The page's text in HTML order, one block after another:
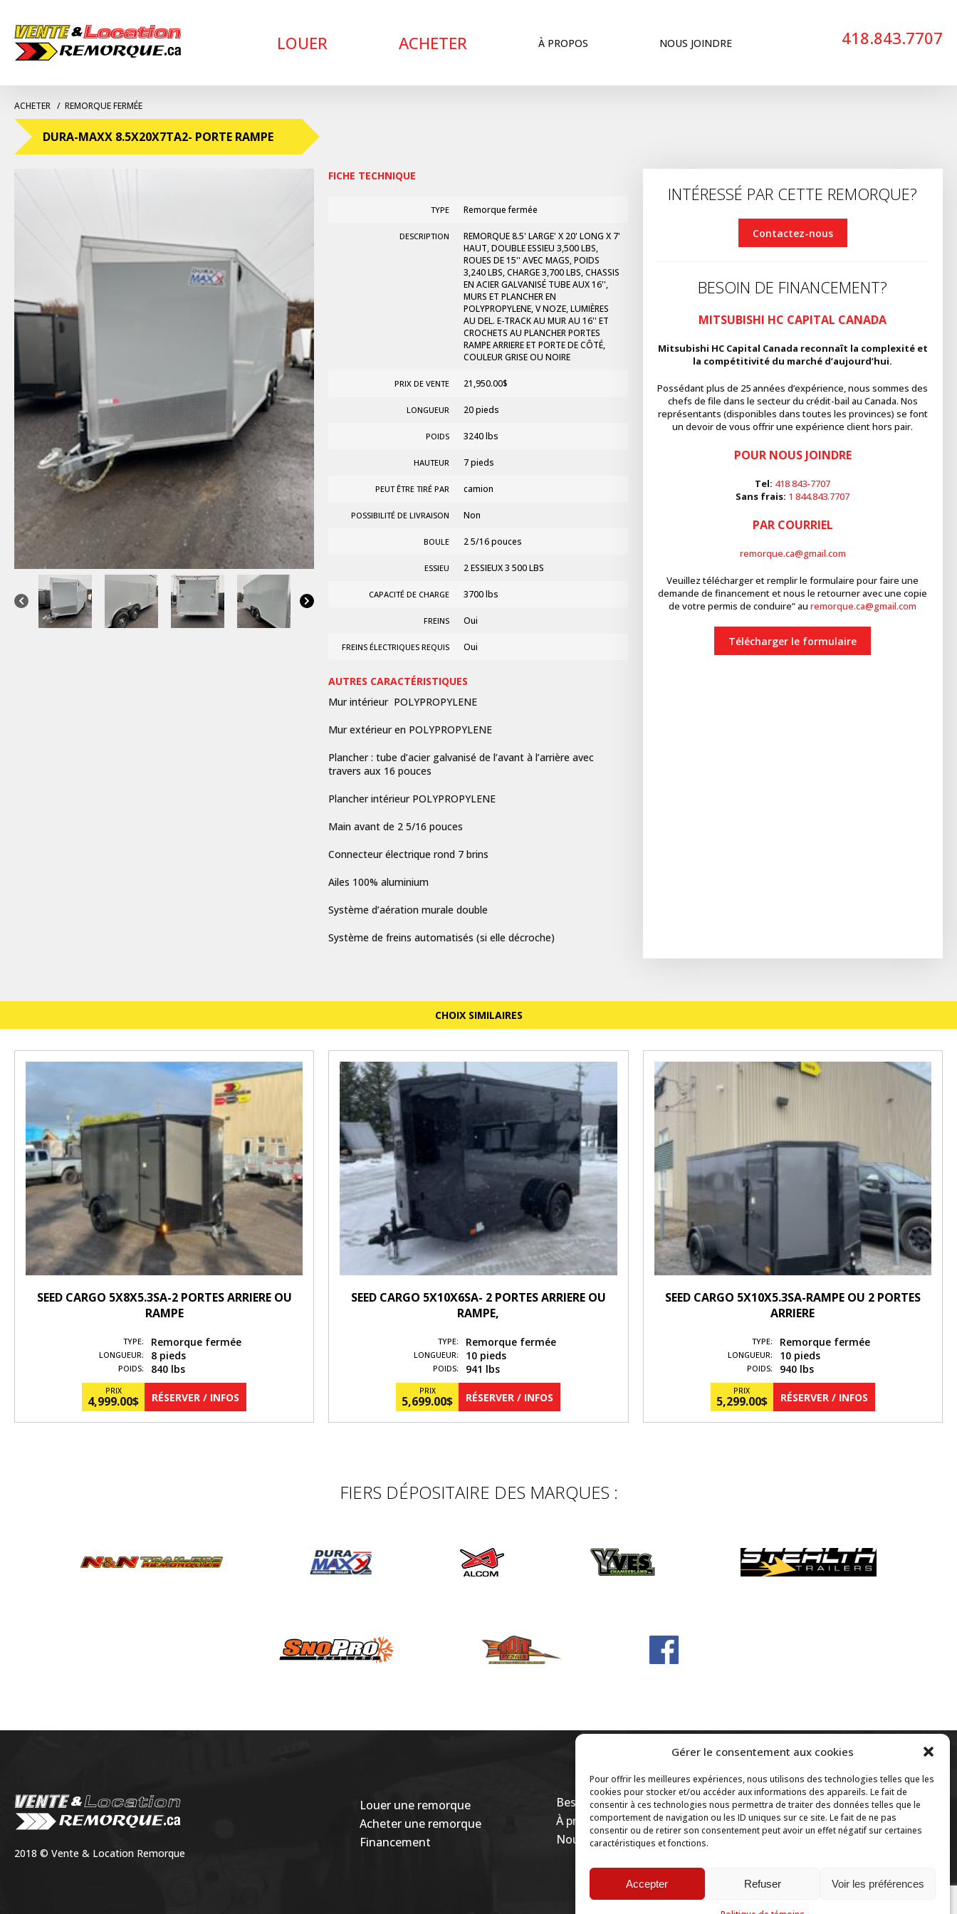
Gérer le consentement aux cookies
Pour offrir les meilleures expériences, nous utilisons des technologies telles que les
cookies pour stocker et/ou accéder aux informations des appareils. Le fait de
consentir à ces technologies nous permettra de traiter des données telles que le
comportement de navigation ou les ID uniques sur ce site. Le fait de ne pas
consentir ou de retirer son consentement peut avoir un effet négatif sur certaines
caractéristiques et fonctions.
Accepter Refuser Voir les préférences
LOUER ACHETER À PROPOS NOUS JOINDRE 418.843.7707
ACHETER REMORQUE FERMÉE
DURA-MAXX 8.5X20X7TA2- PORTE RAMPE
FICHE TECHNIQUE
TYPE Remorque fermée
DESCRIPTION
REMORQUE 8.5' LARGE' X 20' LONG X 7'
HAUT, DOUBLE ESSIEU 3,500 LBS,
ROUES DE 15'' AVEC MAGS, POIDS
3,240 LBS, CHARGE 3,700 LBS, CHASSIS
EN ACIER GALVANISÉ TUBE AUX 16'',
MURS ET PLANCHER EN
POLYPROPYLENE, V NOZE, LUMIÈRES
AU DEL. E-TRACK AU MUR AU 16'' ET
CROCHETS AU PLANCHER PORTES
RAMPE ARRIERE ET PORTE DE CÔTÉ,
COULEUR GRISE OU NOIRE
PRIX DE VENTE 21,950.00$
LONGUEUR 20 pieds
POIDS 3240 lbs
HAUTEUR 7 pieds
PEUT ÊTRE TIRÉ PAR camion
POSSIBILITÉ DE LIVRAISON Non
BOULE 2 5/16 pouces
ESSIEU 2 ESSIEUX 3 500 LBS
CAPACITÉ DE CHARGE 3700 lbs
FREINS Oui
FREINS ÉLECTRIQUES REQUIS Oui
AUTRES CARACTÉRISTIQUES
Mur intérieur POLYPROPYLENE
Mur extérieur en POLYPROPYLENE
Plancher : tube d’acier galvanisé de l’avant à l’arrière avec
travers aux 16 pouces
Plancher intérieur POLYPROPYLENE
Main avant de 2 5/16 pouces
Connecteur électrique rond 7 brins
Ailes 100% aluminium
Système d’aération murale double
Système de freins automatisés (si elle décroche)
INTÉRESSÉ PAR CETTE REMORQUE?
Contactez-nous
BESOIN DE FINANCEMENT?
MITSUBISHI HC CAPITAL CANADA
Mitsubishi HC Capital Canada reconnaît la complexité et
la compétitivité du marché d’aujourd’hui.
Possédant plus de 25 années d’expérience, nous sommes des
chefs de file dans le secteur du crédit-bail au Canada. Nos
représentants (disponibles dans toutes les provinces) se font
un devoir de vous offrir une expérience client hors pair.
POUR NOUS JOINDRE
Tel: 418 843-7707
Sans frais: 1 844.843.7707
PAR COURRIEL
remorque.ca@gmail.com
Veuillez télécharger et remplir le formulaire pour faire une
demande de financement et nous le retourner avec une copie
de votre permis de conduire” auremorque.ca@gmail.com
Télécharger le formulaire
CHOIX SIMILAIRES
SEED CARGO 5X8X5.3SA-2 PORTES ARRIERE OU
RAMPE
TYPE: Remorque fermée
LONGUEUR: 8 pieds
POIDS: 840 lbs
PRIX
4,999.00$ RÉSERVER / INFOS
SEED CARGO 5X10X6SA- 2 PORTES ARRIERE OU
RAMPE,
TYPE: Remorque fermée
LONGUEUR: 10 pieds
POIDS: 941 lbs
PRIX
5,699.00$ RÉSERVER / INFOS
SEED CARGO 5X10X5.3SA-RAMPE OU 2 PORTES
ARRIERE
TYPE: Remorque fermée
LONGUEUR: 10 pieds
POIDS: 940 lbs
PRIX
5,299.00$ RÉSERVER / INFOS
FIERS DÉPOSITAIRE DES MARQUES :
2018 © Vente & Location Remorque
Louer une remorque
Acheter une remorque
Financement
Besoin d’une roulotte ?
À propos
Nous joindre
418.843.7707